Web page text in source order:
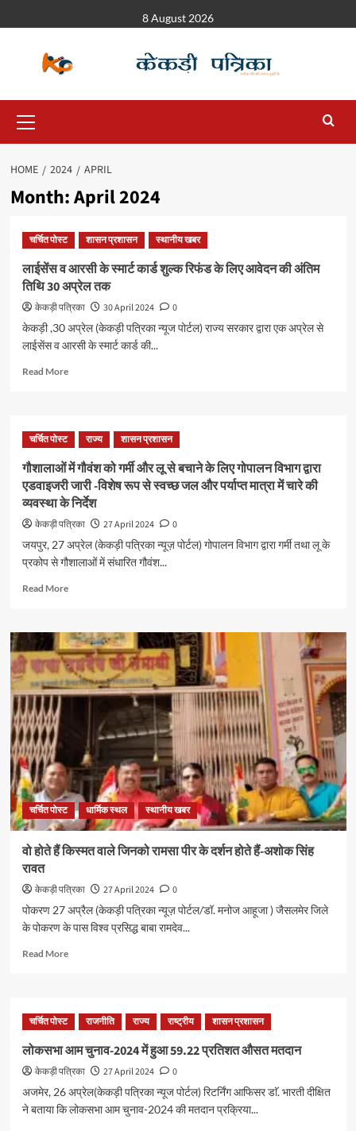
8 August 2026
HOME 2024 APRIL
Month:April 2024
चर्चित पोस्ट शासन प्रशासन स्थानीय खबर
लाईसेंस व आरसी के स्मार्ट कार्ड शुल्क रिफंड के लिए आवेदन की अंतिम
तिथि 30 अप्रेल तक
केकड़ी पत्रिका 30 April 2024
0
केकड़ी ,30 अप्रेल (केकड़ी पत्रिका न्यूज पोर्टल) राज्य सरकार द्वारा एक अप्रेल से
लाईसेंस व आरसी के स्मार्ट कार्ड की...
Read More
चर्चित पोस्ट राज्य शासन प्रशासन
गौशालाओं में गौवंश को गर्मी और लू से बचाने के लिए गोपालन विभाग द्वारा
एडवाइजरी जारी -विशेष रूप से स्वच्छ जल और पर्याप्त मात्रा में चारे की
व्यवस्था के निर्देश
केकड़ी पत्रिका 27 April 2024
0
जयपुर, 27 अप्रेल (केकड़ी पत्रिका न्यूज़ पोर्टल) गोपालन विभाग द्वारा गर्मी तथा लू के
प्रकोप से गौशालाओं में संधारित गौवंश...
Read More
चर्चित पोस्ट धार्मिक स्थल स्थानीय खबर
वो होते हैं किस्मत वाले जिनको रामसा पीर के दर्शन होते हैं-अशोक सिंह
रावत
केकड़ी पत्रिका 27 April 2024
0
पोकरण 27 अप्रैल (केकड़ी पत्रिका न्यूज़ पोर्टल/डॉ. मनोज आहूजा ) जैसलमेर जिले
के पोकरण के पास विश्व प्रसिद्ध बाबा रामदेव...
Read More
चर्चित पोस्ट राजनीति राज्य राष्ट्रीय शासन प्रशासन
लोकसभा आम चुनाव-2024 में हुआ 59.22 प्रतिशत औसत मतदान
केकड़ी पत्रिका 27 April 2024
0
अजमेर, 26 अप्रेल(केकड़ी पत्रिका न्यूज पोर्टल) रिटर्निंग आफिसर डाॅ. भारती दीक्षित
ने बताया कि लोकसभा आम चुनाव-2024 की मतदान प्रक्रिया...